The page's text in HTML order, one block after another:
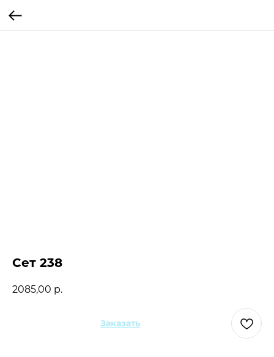
Сет 238
2085,00 р.
Заказать